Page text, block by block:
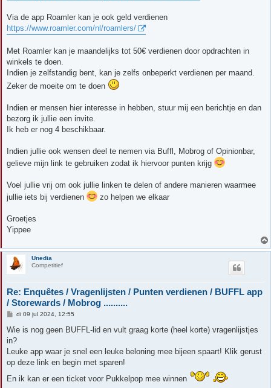
Via de app Roamler kan je ook geld verdienen
https://www.roamler.com/nl/roamlers/
Met Roamler kan je maandelijks tot 50€ verdienen door opdrachten in
winkels te doen.
Indien je zelfstandig bent, kan je zelfs onbeperkt verdienen per maand.
Zeker de moeite om te doen
Indien er mensen hier interesse in hebben, stuur mij een berichtje en dan
bezorg ik jullie een invite.
Ik heb er nog 4 beschikbaar.
Indien jullie ook wensen deel te nemen via Buffl, Mobrog of Opinionbar,
gelieve mijn link te gebruiken zodat ik hiervoor punten krijg
Voel jullie vrij om ook jullie linken te delen of andere manieren waarmee
jullie iets bij verdienen
zo helpen we elkaar
Groetjes
Yippee
Unedia
Competitief
Re: Enquêtes / Vragenlijsten / Punten verdienen / BUFFL app
/ Storewards / Mobrog ..........
B
r
c
h
di 09 jul 2024, 12:55
Wie is nog geen BUFFL-lid en vult graag korte (heel korte) vragenlijstjes
in?
Leuke app waar je snel een leuke beloning mee bijeen spaart! Klik gerust
op deze link en begin met sparen!
En ik kan er een ticket voor Pukkelpop mee winnen